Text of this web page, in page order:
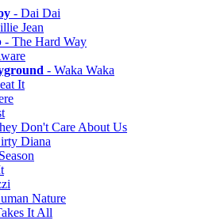
- Dai Dai
Jean
- The Hard Way
- Waka Waka
It
Don't Care About Us
Diana
Nature
It All